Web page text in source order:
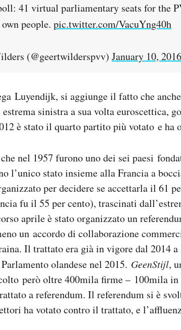
41 virtual parliamentary seats for the
people. pic.twitter.com/VacuYng40h
(@geertwilderspvv) January 10, 2016
Luyendijk, si aggiunge il fatto che
sinistra a sua volta euroscettica,
è stato il quarto partito più votato e ha
nel 1957 furono uno dei sei paesi
l’unico stato insieme alla Francia a
per decidere se accettarla il 61
fu il 55 per cento), trascinati
aprile è stato organizzato un
un accordo di collaborazione
Il trattato era già in vigore dal 2014
olandese nel 2015. GeenStijl,
però oltre 400mila firme – 100mila
a referendum. Il referendum si è
ha votato contro il trattato, e